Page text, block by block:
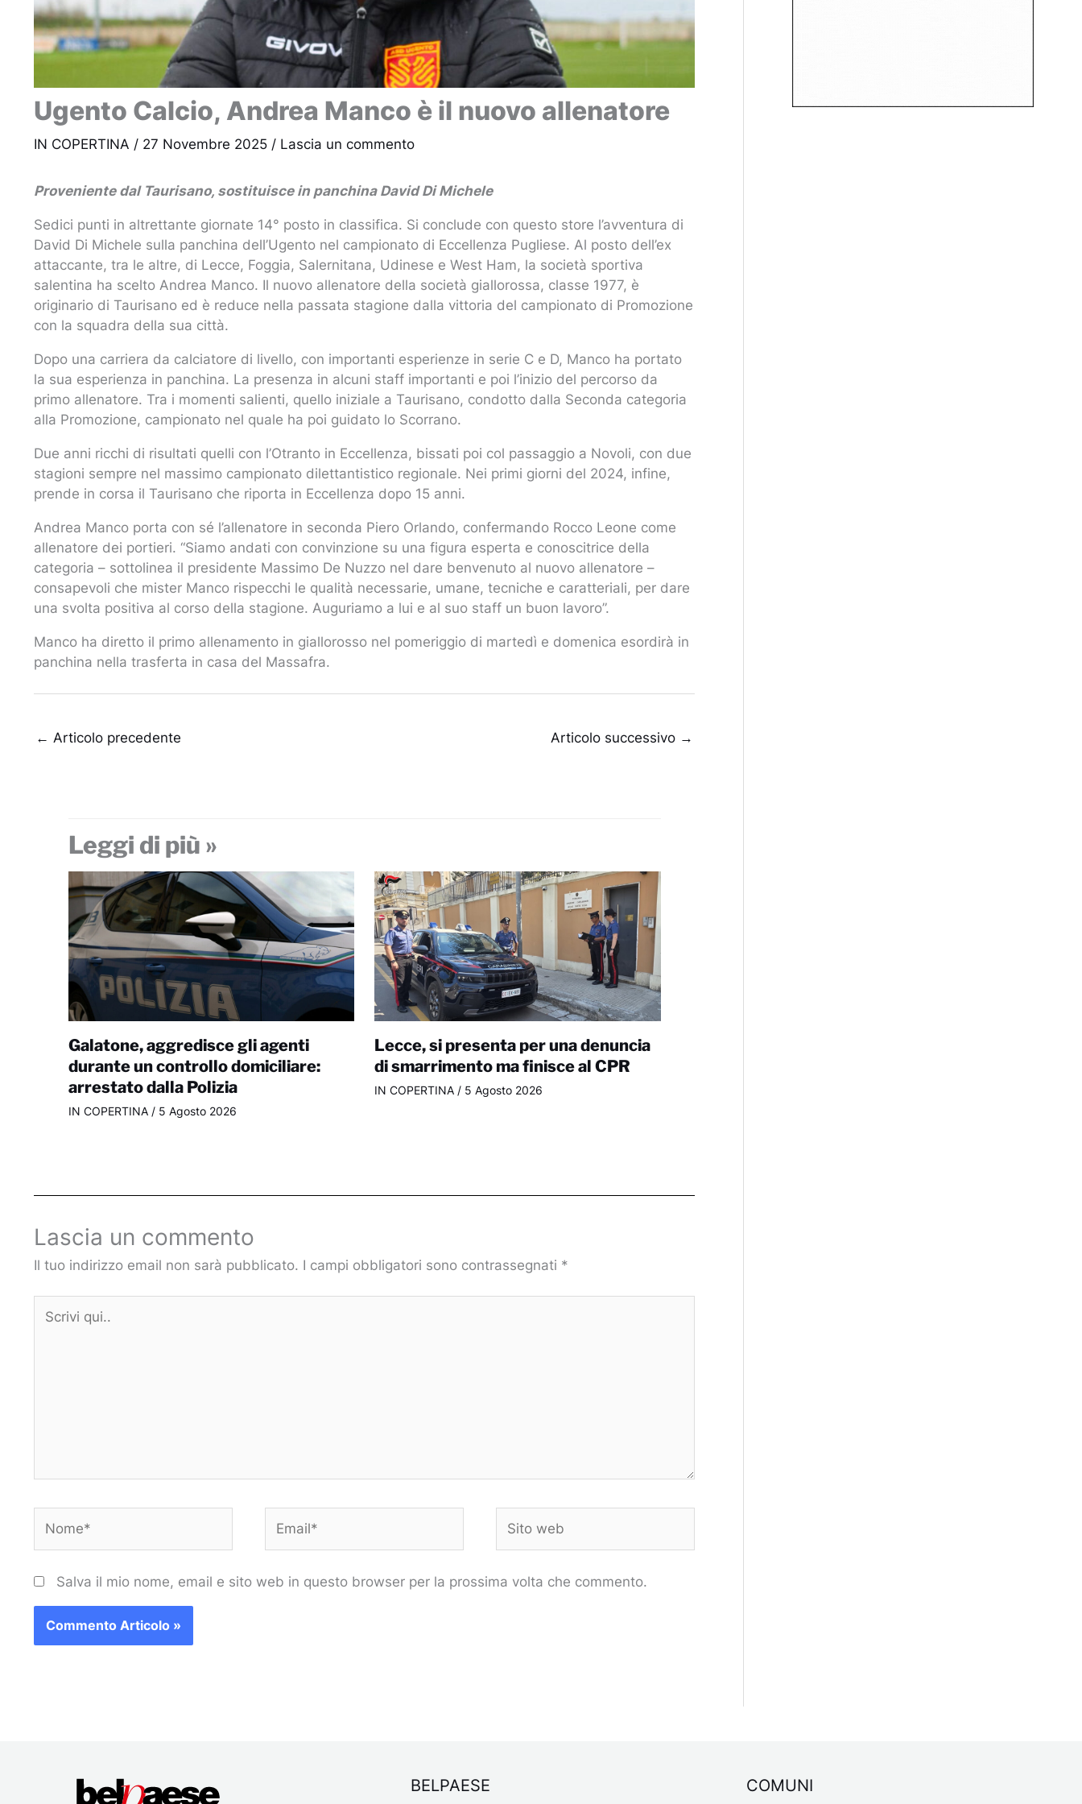
Ugento Calcio, Andrea Manco è il nuovo allenatore
IN COPERTINA / 27 Novembre 2025 / Lascia un commento
Proveniente dal Taurisano, sostituisce in panchina David Di Michele
Sedici punti in altrettante giornate 14° posto in classifica. Si conclude con questo store l’avventura di
David Di Michele sulla panchina dell’Ugento nel campionato di Eccellenza Pugliese. Al posto dell’ex
attaccante, tra le altre, di Lecce, Foggia, Salernitana, Udinese e West Ham, la società sportiva
salentina ha scelto Andrea Manco. Il nuovo allenatore della società giallorossa, classe 1977, è
originario di Taurisano ed è reduce nella passata stagione dalla vittoria del campionato di Promozione
con la squadra della sua città.
Dopo una carriera da calciatore di livello, con importanti esperienze in serie C e D, Manco ha portato
la sua esperienza in panchina. La presenza in alcuni staff importanti e poi l’inizio del percorso da
primo allenatore. Tra i momenti salienti, quello iniziale a Taurisano, condotto dalla Seconda categoria
alla Promozione, campionato nel quale ha poi guidato lo Scorrano.
Due anni ricchi di risultati quelli con l’Otranto in Eccellenza, bissati poi col passaggio a Novoli, con due
stagioni sempre nel massimo campionato dilettantistico regionale. Nei primi giorni del 2024, infine,
prende in corsa il Taurisano che riporta in Eccellenza dopo 15 anni.
Andrea Manco porta con sé l’allenatore in seconda Piero Orlando, confermando Rocco Leone come
allenatore dei portieri. “Siamo andati con convinzione su una figura esperta e conoscitrice della
categoria – sottolinea il presidente Massimo De Nuzzo nel dare benvenuto al nuovo allenatore –
consapevoli che mister Manco rispecchi le qualità necessarie, umane, tecniche e caratteriali, per dare
una svolta positiva al corso della stagione. Auguriamo a lui e al suo staff un buon lavoro”.
Manco ha diretto il primo allenamento in giallorosso nel pomeriggio di martedì e domenica esordirà in
panchina nella trasferta in casa del Massafra.
← Articolo precedente Articolo successivo →
Leggi di più »
Galatone, aggredisce gli agenti
durante un controllo domiciliare:
arrestato dalla Polizia
IN COPERTINA/ 5 Agosto 2026
Lecce, si presenta per una denuncia
di smarrimento ma finisce al CPR
IN COPERTINA / 5 Agosto 2026
Lascia un commento
Il tuo indirizzo email non sarà pubblicato. I campi obbligatori sono contrassegnati *
qui..
web
Salva il mio nome, email e sito web in questo browser per la prossima volta che commento.
BELPAESE COMUNI